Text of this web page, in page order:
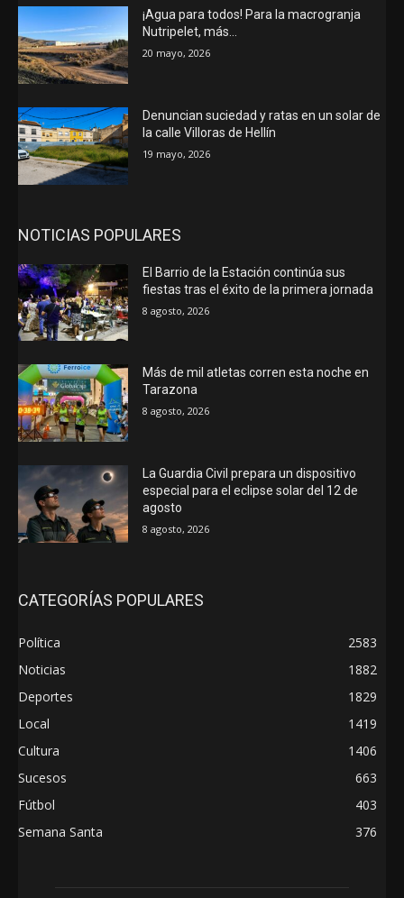
¡Agua para todos! Para la macrogranja
Nutripelet, más…
20 mayo, 2026
Denuncian suciedad y ratas en un solar de
la calle Villoras de Hellín
19 mayo, 2026
NOTICIAS POPULARES
El Barrio de la Estación continúa sus
fiestas tras el éxito de la primera jornada
8 agosto, 2026
Más de mil atletas corren esta noche en
Tarazona
8 agosto, 2026
La Guardia Civil prepara un dispositivo
especial para el eclipse solar del 12 de
agosto
8 agosto, 2026
CATEGORÍAS POPULARES
Política
2583
Noticias
1882
Deportes
1829
Local
1419
Cultura
1406
Sucesos
663
Fútbol
403
Semana Santa
376